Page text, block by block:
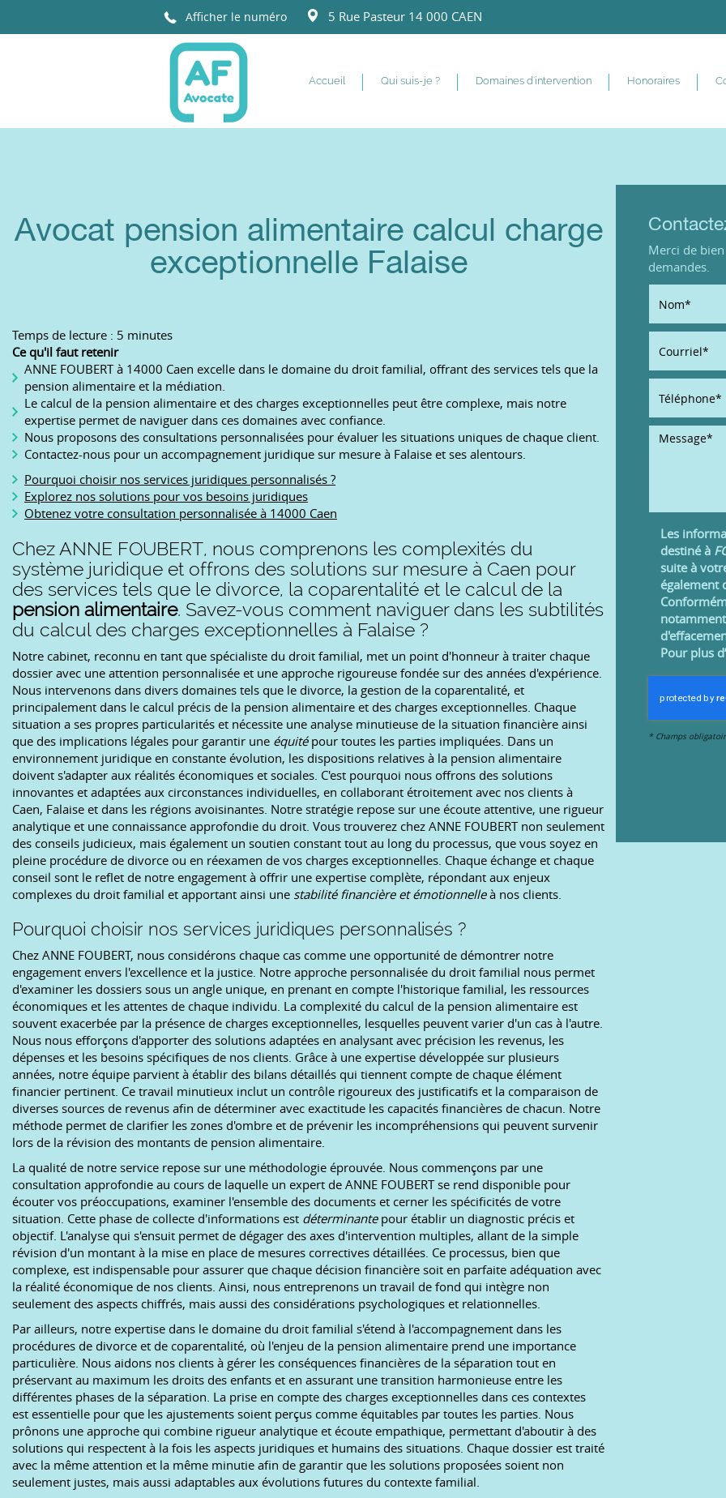
Afficher le numéro
5 Rue Pasteur 14 000 CAEN
Accueil Qui suis-je ? Domaines d'intervention Honoraires
Avocat pension alimentaire calcul charge
exceptionnelle Falaise
Temps de lecture : 5 minutes
Ce qu'il faut retenir
ANNE FOUBERT à 14000 Caen excelle dans le domaine du droit familial, offrant des services tels que la
pension alimentaire et la médiation.
Le calcul de la pension alimentaire et des charges exceptionnelles peut être complexe, mais notre
expertise permet de naviguer dans ces domaines avec confiance.
Nous proposons des consultations personnalisées pour évaluer les situations uniques de chaque client.
Contactez-nous pour un accompagnement juridique sur mesure à Falaise et ses alentours.
Pourquoi choisir nos services juridiques personnalisés ?
Explorez nos solutions pour vos besoins juridiques
Obtenez votre consultation personnalisée à 14000 Caen
Chez ANNE FOUBERT, nous comprenons les complexités du
système juridique et offrons des solutions sur mesure à Caen pour
des services tels que le divorce, la coparentalité et le calcul de la
pension alimentaire. Savez-vous comment naviguer dans les subtilités
du calcul des charges exceptionnelles à Falaise ?
Notre cabinet, reconnu en tant que spécialiste du droit familial, met un point d'honneur à traiter chaque
dossier avec une attention personnalisée et une approche rigoureuse fondée sur des années d'expérience.
Nous intervenons dans divers domaines tels que le divorce, la gestion de la coparentalité, et
principalement dans le calcul précis de la pension alimentaire et des charges exceptionnelles. Chaque
situation a ses propres particularités et nécessite une analyse minutieuse de la situation financière ainsi
que des implications légales pour garantir une équitépour toutes les parties impliquées. Dans un
environnement juridique en constante évolution, les dispositions relatives à la pension alimentaire
doivent s'adapter aux réalités économiques et sociales. C'est pourquoi nous offrons des solutions
innovantes et adaptées aux circonstances individuelles, en collaborant étroitement avec nos clients à
Caen, Falaise et dans les régions avoisinantes. Notre stratégie repose sur une écoute attentive, une rigueur
analytique et une connaissance approfondie du droit. Vous trouverez chez ANNE FOUBERT non seulement
des conseils judicieux, mais également un soutien constant tout au long du processus, que vous soyez en
pleine procédure de divorce ou en réexamen de vos charges exceptionnelles. Chaque échange et chaque
conseil sont le reflet de notre engagement à offrir une expertise complète, répondant aux enjeux
complexes du droit familial et apportant ainsi une stabilité financière et émotionnelleà nos clients.
Pourquoi choisir nos services juridiques personnalisés ?
Chez ANNE FOUBERT, nous considérons chaque cas comme une opportunité de démontrer notre
engagement envers l'excellence et la justice. Notre approche personnalisée du droit familial nous permet
d'examiner les dossiers sous un angle unique, en prenant en compte l'historique familial, les ressources
économiques et les attentes de chaque individu. La complexité du calcul de la pension alimentaire est
souvent exacerbée par la présence de charges exceptionnelles, lesquelles peuvent varier d'un cas à l'autre.
Nous nous efforçons d'apporter des solutions adaptées en analysant avec précision les revenus, les
dépenses et les besoins spécifiques de nos clients. Grâce à une expertise développée sur plusieurs
années, notre équipe parvient à établir des bilans détaillés qui tiennent compte de chaque élément
financier pertinent. Ce travail minutieux inclut un contrôle rigoureux des justificatifs et la comparaison de
diverses sources de revenus afin de déterminer avec exactitude les capacités financières de chacun. Notre
méthode permet de clarifier les zones d'ombre et de prévenir les incompréhensions qui peuvent survenir
lors de la révision des montants de pension alimentaire.
La qualité de notre service repose sur une méthodologie éprouvée. Nous commençons par une
consultation approfondie au cours de laquelle un expert de ANNE FOUBERT se rend disponible pour
écouter vos préoccupations, examiner l'ensemble des documents et cerner les spécificités de votre
situation. Cette phase de collecte d'informations est déterminantepour établir un diagnostic précis et
objectif. L'analyse qui s'ensuit permet de dégager des axes d'intervention multiples, allant de la simple
révision d'un montant à la mise en place de mesures correctives détaillées. Ce processus, bien que
complexe, est indispensable pour assurer que chaque décision financière soit en parfaite adéquation avec
la réalité économique de nos clients. Ainsi, nous entreprenons un travail de fond qui intègre non
seulement des aspects chiffrés, mais aussi des considérations psychologiques et relationnelles.
Par ailleurs, notre expertise dans le domaine du droit familial s'étend à l'accompagnement dans les
procédures de divorce et de coparentalité, où l'enjeu de la pension alimentaire prend une importance
particulière. Nous aidons nos clients à gérer les conséquences financières de la séparation tout en
préservant au maximum les droits des enfants et en assurant une transition harmonieuse entre les
différentes phases de la séparation. La prise en compte des charges exceptionnelles dans ces contextes
est essentielle pour que les ajustements soient perçus comme équitables par toutes les parties. Nous
prônons une approche qui combine rigueur analytique et écoute empathique, permettant d'aboutir à des
solutions qui respectent à la fois les aspects juridiques et humains des situations. Chaque dossier est traité
avec la même attention et la même minutie afin de garantir que les solutions proposées soient non
seulement justes, mais aussi adaptables aux évolutions futures du contexte familial.
Merci de
demandes.
Les
destiné à
suite à
également
Pour plus
* Champs